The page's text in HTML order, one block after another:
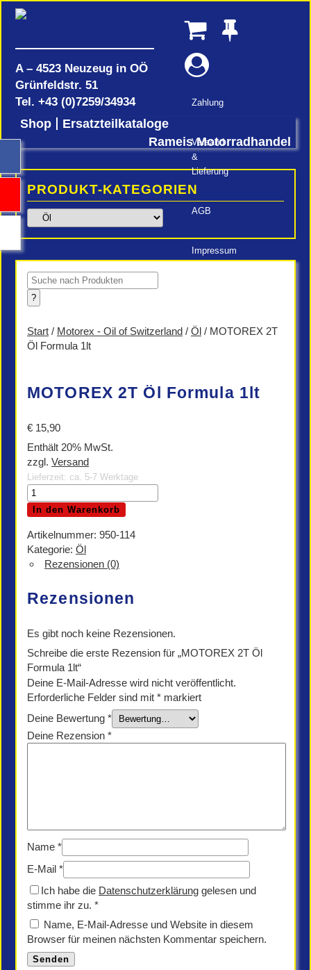
A – 4523 Neuzeug in OÖ
Grünfeldstr. 51
Tel. +43 (0)7259/34934 Zahlung
Versand
&
Lieferung
AGB
Impressum
Shop
Ersatzteilkataloge
Rameis Motorradhandel
PRODUKT-KATEGORIEN
Products
search
?
Start / Motorex - Oil of Switzerland / Öl / MOTOREX 2T
Öl Formula 1lt
MOTOREX 2T Öl Formula 1lt
€ 15,90
Enthält 20% MwSt.
zzgl. Versand
Lieferzeit: ca. 5-7 Werktage
MOTOREX
2T
Öl
Formula
1lt
Menge
In den Warenkorb
Artikelnummer: 950-114
Kategorie: Öl
Rezensionen (0)
Rezensionen
Es gibt noch keine Rezensionen.
Schreibe die erste Rezension für „MOTOREX 2T Öl
Formula 1lt“
Deine E-Mail-Adresse wird nicht veröffentlicht.
Erforderliche Felder sind mit * markiert
Deine Bewertung *
Deine Rezension *
Name *
E-Mail *
Ich habe die Datenschutzerklärung gelesen und
stimme ihr zu. *
Name, E-Mail-Adresse und Website in diesem
Browser für meinen nächsten Kommentar speichern.